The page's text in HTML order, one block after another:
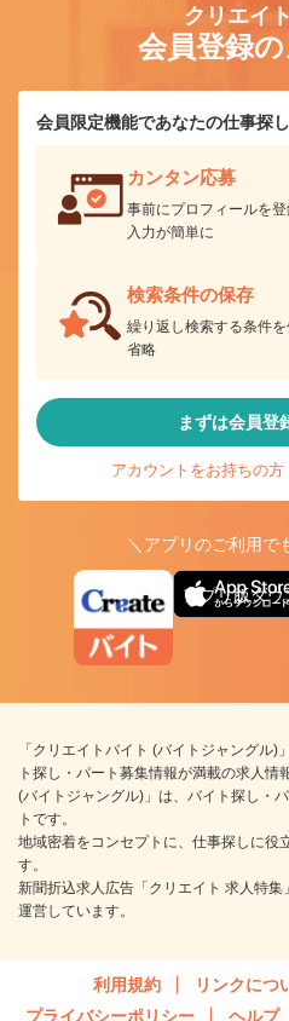
クリエイ
会員登録
会員限定機能であなたの仕事探
カンタン応募
事前にプロフィールを
入力が簡単に
検索条件の保存
繰り返し検索する条件
省略
まずは会員登
アカウントをお持ちの
＼アプリのご利用で
アプリ版ダ
「クリエイトバイト (バイトジャングル)
ト探し・パート募集情報が満載の求人情
(バイトジャングル)」は、バイト探し・
トです。
地域密着をコンセプトに、仕事探しに役
す。
新聞折込求人広告「クリエイト 求人特
運営しています。
利用規約 リンクにつ
プライバシーポリシー
ヘルプ